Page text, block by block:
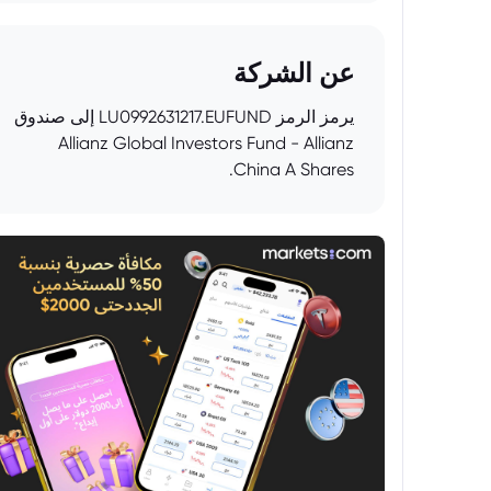
عن الشركة
يرمز الرمز LU0992631217.EUFUND إلى صندوق
Allianz Global Investors Fund - Allianz
China A Shares.